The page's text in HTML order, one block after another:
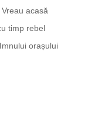
acasă
timp rebel
orașului